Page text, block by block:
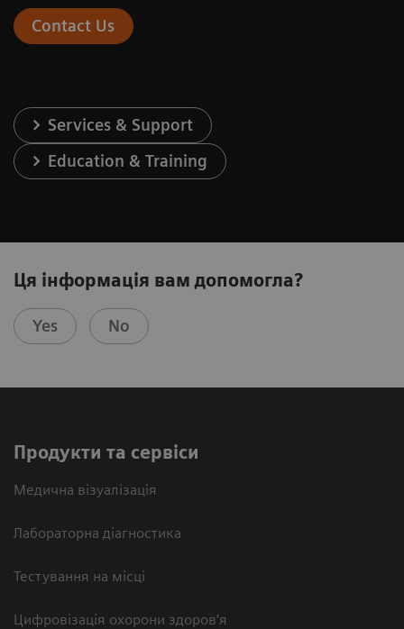
Contact Us
Services & Support
Education & Training
Ця інформація вам допомогла?
Yes No
Продукти та сервіси
Медична візуалізація
Лабораторна діагностика
Тестування на місці
Цифровізація охорони здоров’я